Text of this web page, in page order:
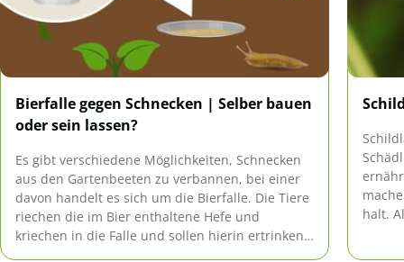
Bierfalle gegen Schnecken | Selber bauen
oder sein lassen?
Es gibt verschiedene Möglichkeiten, Schnecken
aus den Gartenbeeten zu verbannen, bei einer
davon handelt es sich um die Bierfalle. Die Tiere
riechen die im Bier enthaltene Hefe und
kriechen in die Falle und sollen hierin ertrinken.
halt.